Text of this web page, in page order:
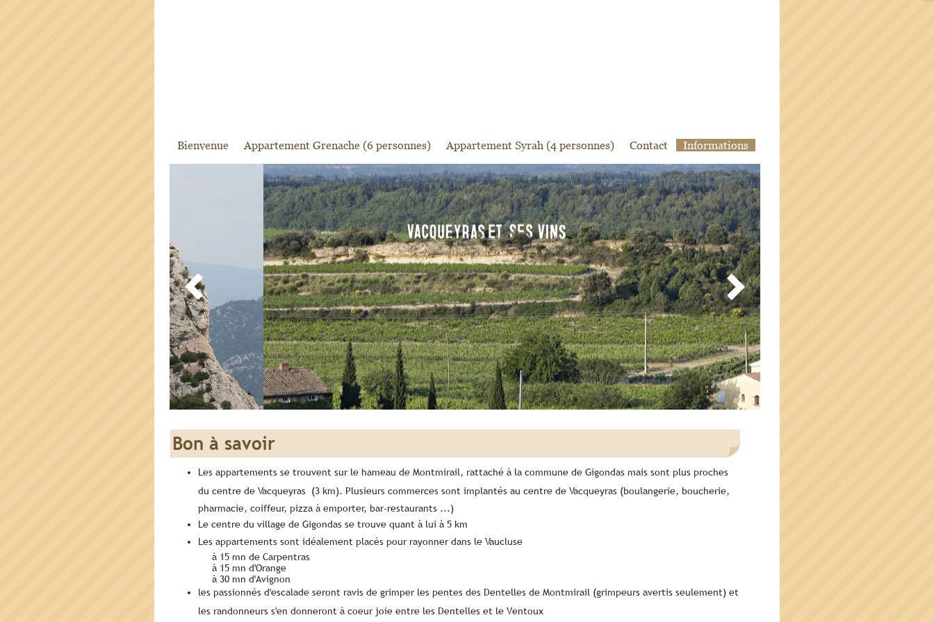
Bienvenue Appartement Grenache (6 personnes) Appartement Syrah (4 personnes) Contact Informations
 
Bon à savoir
Les appartements se trouvent sur le hameau de Montmirail, rattaché à la commune de Gigondas mais sont plus proches
du centre de Vacqueyras (3 km). Plusieurs commerces sont implantés au centre de Vacqueyras (boulangerie, boucherie,
pharmacie, coiffeur, pizza à emporter, bar-restaurants ...)
Le centre du village de Gigondas se trouve quant à lui à 5 km
Les appartements sont idéalement placés pour rayonner dans le Vaucluse
à 15 mn de Carpentras
à 15 mn d'Orange
à 30 mn d'Avignon
les passionnés d'escalade seront ravis de grimper les pentes des Dentelles de Montmirail (grimpeurs avertis seulement) et
les randonneurs s'en donneront à coeur joie entre les Dentelles et le Ventoux